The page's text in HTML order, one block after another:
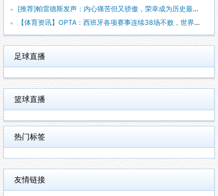
[推荐]帕雷德斯发声：内心痛苦但又骄傲，荣幸成为历史最佳阿根
【体育资讯】OPTA：西班牙各项赛事连续38场不败，世界杯夺
足球直播
篮球直播
热门标签
友情链接